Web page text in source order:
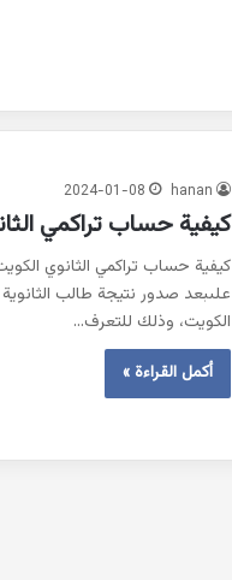
hanan
2024-01-08
كيفية حساب تراكمي
علىبعد صدور نتيجة طالب الثانوية
الكويت، وذلك للتعرف…
أكمل القراءة »